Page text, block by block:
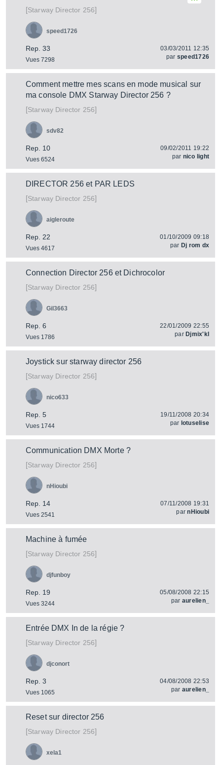
[Starway Director 256]
Rep. 33
Vues 7298
speed1726
03/03/2011 12:35
par speed1726
Comment mettre mes scans en mode musical sur
ma console DMX Starway Director 256 ?
[Starway Director 256]
Rep. 10
Vues 6524
sdv82
09/02/2011 19:22
par nico light
DIRECTOR 256 et PAR LEDS
[Starway Director 256]
Rep. 22
Vues 4617
aigleroute
01/10/2009 09:18
par Dj rom dx
Connection Director 256 et Dichrocolor
[Starway Director 256]
Rep. 6
Vues 1786
Gil3663
22/01/2009 22:55
par Djmix'kl
Joystick sur starway director 256
[Starway Director 256]
Rep. 5
Vues 1744
nico633
19/11/2008 20:34
par lotuselise
Communication DMX Morte ?
[Starway Director 256]
Rep. 14
Vues 2541
nHioubi
07/11/2008 19:31
parnHioubi
Machine à fumée
[Starway Director 256]
Rep. 19
Vues 3244
djfunboy
05/08/2008 22:15
par aurelien_
Entrée DMX In de la régie ?
[Starway Director 256]
Rep. 3
Vues 1065
djconort
04/08/2008 22:53
par aurelien_
Reset sur director 256
[Starway Director 256]
xela1